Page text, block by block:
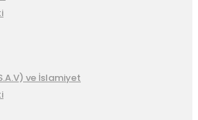
ve İslamiyet